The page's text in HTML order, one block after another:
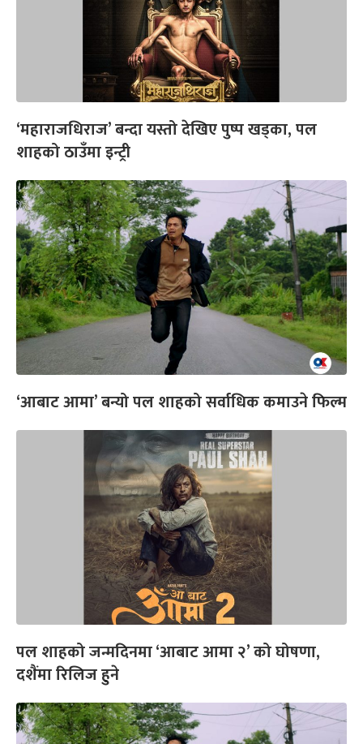
‘महाराजधिराज’ बन्दा यस्तो देखिए पुष्प खड्का, पल
शाहको ठाउँमा इन्ट्री
‘आबाट आमा’ बन्यो पल शाहको सर्वाधिक कमाउने फिल्म
पल शाहको जन्मदिनमा ‘आबाट आमा २’ को घोषणा,
दशैंमा रिलिज हुने